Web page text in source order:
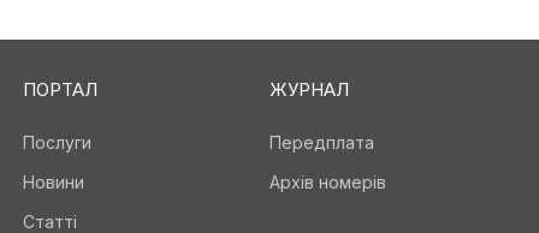
ПОРТАЛ
Послуги
Новини
Статті
ЖУРНАЛ
Передплата
Архів номерів